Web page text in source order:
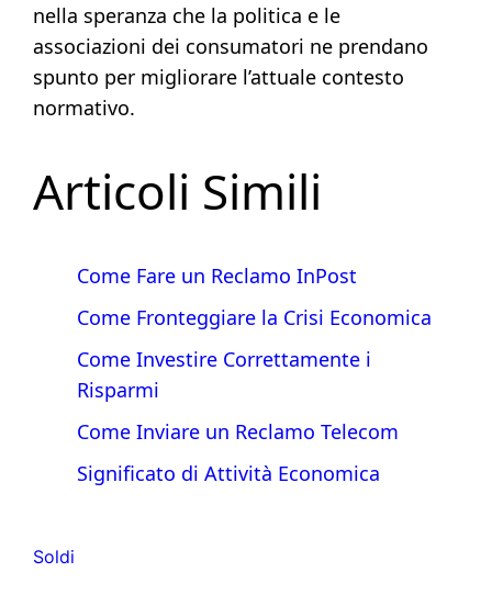
nella speranza che la politica e le
associazioni dei consumatori ne prendano
spunto per migliorare l’attuale contesto
normativo.
Articoli Simili
Come Fare un Reclamo InPost
Come Fronteggiare la Crisi Economica
Come Investire Correttamente i
Risparmi
Come Inviare un Reclamo Telecom
Significato di Attività Economica
Soldi